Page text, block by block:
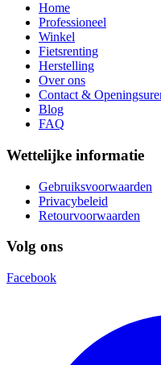
Home
Professioneel
Winkel
Fietsrenting
Herstelling
Over ons
Contact &
Blog
FAQ
Wettelijke informatie
Gebruiksvoorwaarden
Privacybeleid
Retourvoorwaarden
Volg ons
Facebook